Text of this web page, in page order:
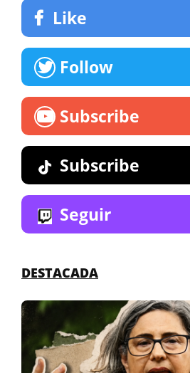
Like
Follow
Subscribe
Subscribe
Seguir
DESTACADA